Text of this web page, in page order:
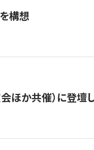
構想
ほか共催）に登壇